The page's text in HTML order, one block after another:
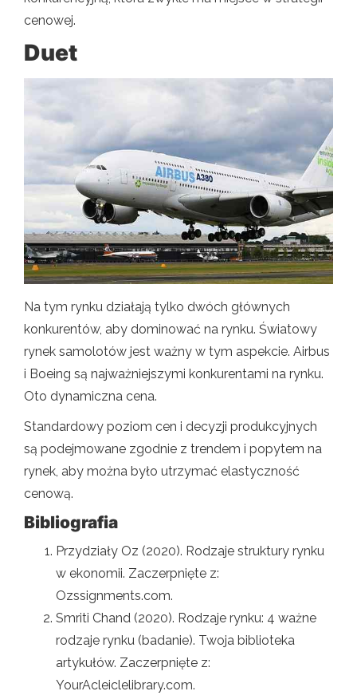
cenowej.
Duet
Na tym rynku działają tylko dwóch głównych
konkurentów, aby dominować na rynku. Światowy
rynek samolotów jest ważny w tym aspekcie. Airbus
i Boeing są najważniejszymi konkurentami na rynku.
Oto dynamiczna cena.
Standardowy poziom cen i decyzji produkcyjnych
są podejmowane zgodnie z trendem i popytem na
rynek, aby można było utrzymać elastyczność
cenową.
Bibliografia
Przydziały Oz (2020). Rodzaje struktury rynku
w ekonomii. Zaczerpnięte z:
Ozssignments.com.
Smriti Chand (2020). Rodzaje rynku: 4 ważne
rodzaje rynku (badanie). Twoja biblioteka
artykułów. Zaczerpnięte z:
YourAcleiclelibrary.com.